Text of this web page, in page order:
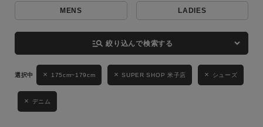
キーワード
性別
MENS LADIES KIDS
MENS LADIES
manage_search 絞り込んで検索する
175cm~179cm SUPER SHOP 米子店 シューズ
デニム